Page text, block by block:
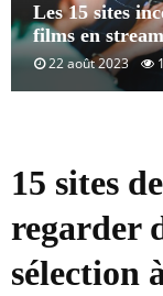
Les 15 sites
films en
22 août 2023
15 sites
regarder
sélection